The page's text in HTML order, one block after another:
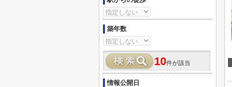
築年数
10件が該当
情報公開日